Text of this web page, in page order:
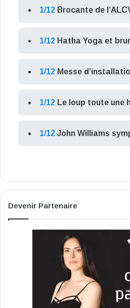
1/12 Brocante de
1/12 Hatha Yoga et
1/12 Messe
1/12 Le loup toute une
1/12 John Williams
Devenir Partenaire